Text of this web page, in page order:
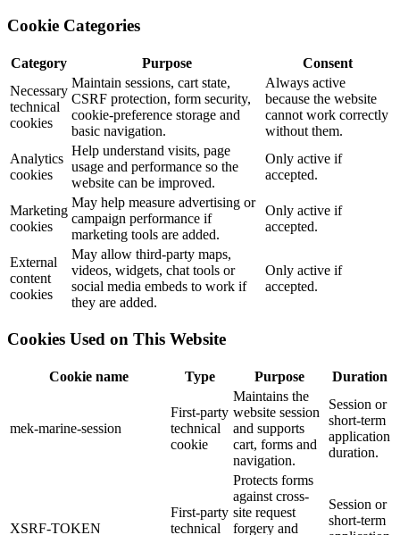
Cookie Categories
Category Purpose
Consent
Necessary
technical
cookies
Maintain sessions, cart state,
CSRF protection, form security,
cookie-preference storage and
basic navigation.
Always active
because the website
cannot work correctly
without them.
Analytics
cookies
Help understand visits, page
usage and performance so the
website can be improved.
Only active if
accepted.
Marketing
cookies
May help measure advertising or
campaign performance if
marketing tools are added.
Only active if
accepted.
External
content
cookies
May allow third-party maps,
videos, widgets, chat tools or
social media embeds to work if
they are added.
Only active if
accepted.
Cookies Used on This Website
Cookie name Type Purpose Duration
mek-marine-session
First-party
technical
cookie
Maintains the
website session
and supports
cart, forms and
navigation.
Session or
short-term
application
duration.
XSRF-TOKEN
First-party
technical
Protects forms
against cross-
site request
forgery and
Session or
short-term